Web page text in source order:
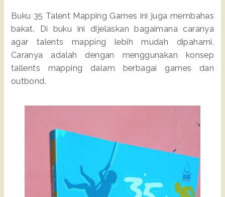
Buku 35 Talent Mapping Games ini juga membahas
bakat. Di buku ini dijelaskan bagaimana caranya
agar talents mapping lebih mudah dipahami.
Caranya adalah dengan menggunakan konsep
tallents mapping dalam berbagai games dan
outbond.